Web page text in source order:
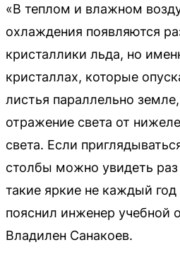
«В теплом и влажном
охлаждения появляются
кристаллики льда, но
кристаллах, которые
листья параллельно
отражение света от
света. Если
столбы можно увидеть раз
такие яркие не каждый
пояснил инженер учебной
Владилен Санакоев.